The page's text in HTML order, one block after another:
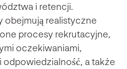
i retencji.
obejmują realistyczne
procesy rekrutacyjne,
oczekiwaniami,
a także